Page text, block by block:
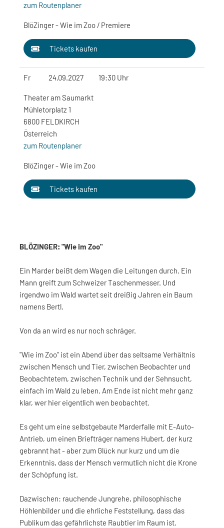
zum Routenplaner
BlöZinger - Wie im Zoo / Premiere
Tickets kaufen
Fr 24.09.2027 19:30 Uhr
Theater am Saumarkt
Mühletorplatz 1
6800 FELDKIRCH
Österreich
zum Routenplaner
BlöZinger - Wie im Zoo
Tickets kaufen
BLÖZINGER: "Wie im Zoo"
Ein Marder beißt dem Wagen die Leitungen durch. Ein
Mann greift zum Schweizer Taschenmesser. Und
irgendwo im Wald wartet seit dreißig Jahren ein Baum
namens Bertl.
Von da an wird es nur noch schräger.
"Wie im Zoo" ist ein Abend über das seltsame Verhältnis
zwischen Mensch und Tier, zwischen Beobachter und
Beobachtetem, zwischen Technik und der Sehnsucht,
einfach im Wald zu leben. Am Ende ist nicht mehr ganz
klar, wer hier eigentlich wen beobachtet.
Es geht um eine selbstgebaute Marderfalle mit E-Auto-
Antrieb, um einen Briefträger namens Hubert, der kurz
gebrannt hat - aber zum Glück nur kurz und um die
Erkenntnis, dass der Mensch vermutlich nicht die Krone
der Schöpfung ist.
Dazwischen: rauchende Jungrehe, philosophische
Höhlenbilder und die ehrliche Feststellung, dass das
Publikum das gefährlichste Raubtier im Raum ist.